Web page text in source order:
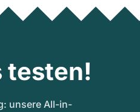
testen!
unsere All-in-